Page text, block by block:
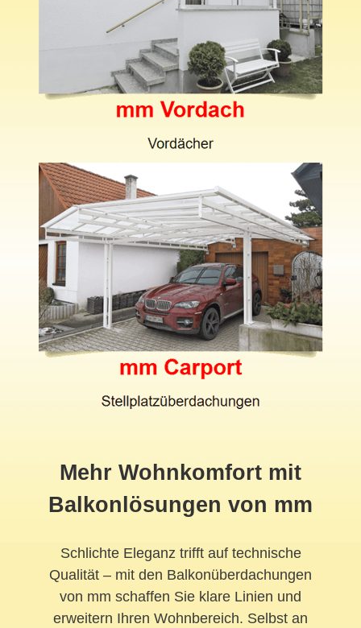
Mehr Wohnkomfort mit
Balkonlösungen von mm
Schlichte Eleganz trifft auf technische
Qualität – mit den Balkonüberdachungen
von mm schaffen Sie klare Linien und
erweitern Ihren Wohnbereich. Selbst an